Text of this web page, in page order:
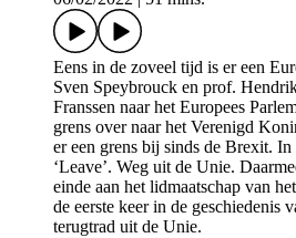
Eens in de zoveel tijd is er een
Sven Speybrouck en prof.
Franssen naar het Europees
grens over naar het Verenigd
er een grens bij sinds de Brexit.
‘Leave’. Weg uit de Unie.
einde aan het lidmaatschap van
de eerste keer in de geschiedenis
terugtrad uit de Unie.